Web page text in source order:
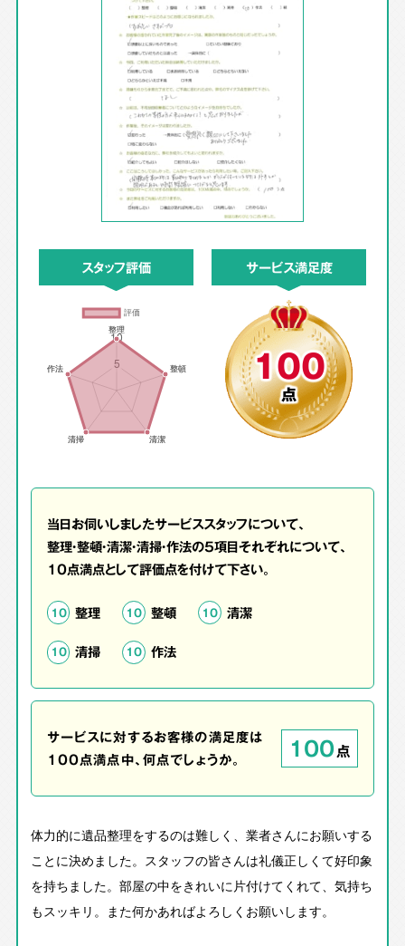
スタッフ評価 サービス満足度
100
点
当日お伺いしましたサービススタッフについて、
整理・整頓・清潔・清掃・作法の5項目それぞれについて、
10点満点として評価点を付けて下さい。
10 整理 10 整頓 10 清潔
10 清掃 10 作法
サービスに対するお客様の満足度は
100点満点中、何点でしょうか。
100点
体力的に遺品整理をするのは難しく、業者さんにお願いする
ことに決めました。スタッフの皆さんは礼儀正しくて好印象
を持ちました。部屋の中をきれいに片付けてくれて、気持ち
もスッキリ。また何かあればよろしくお願いします。